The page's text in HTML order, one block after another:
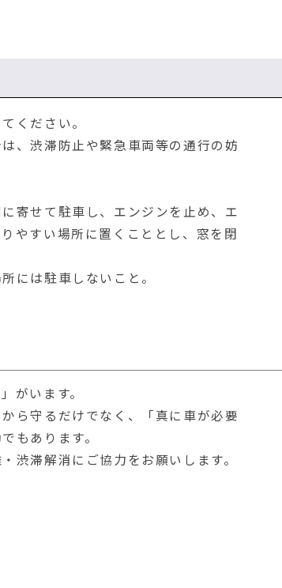
ください。
、渋滞防止や緊急車両等の通行の妨
寄せて駐車し、エンジンを止め、エ
すい場所に置くこととし、窓を閉
には駐車しないこと。
がいます。
ら守るだけでなく、「真に車が必要
もあります。
滞解消にご協力をお願いします。